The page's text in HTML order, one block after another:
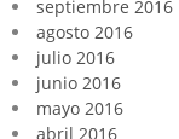
septiembre 2016
agosto 2016
julio 2016
junio 2016
mayo 2016
abril 2016